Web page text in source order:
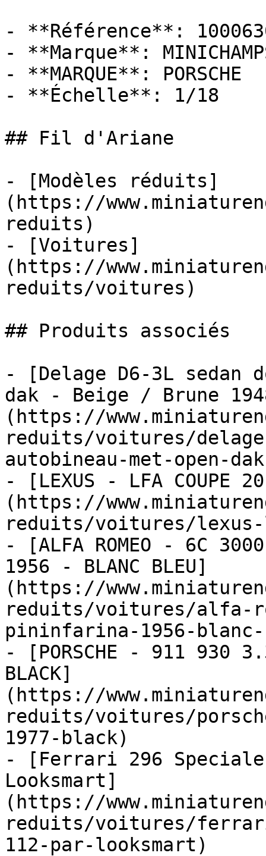
- **Référence**:
- **Marque**:
- **MARQUE**: PORSCHE
- **Échelle**: 1/18
## Fil d'Ariane
- [Modèles réduits]
(https://
reduits)
- [Voitures]
(https://
reduits/voitures)
## Produits associés
- [Delage D6-3L sedan
dak - Beige / Brune
(https://
reduits/voitures/
autobineau-met-open-
- [LEXUS - LFA COUPE
(https://
reduits/voitures/lexus-
- [ALFA ROMEO - 6C 3000
1956 - BLANC BLEU]
(https://
reduits/voitures/alfa-
pininfarina-1956-
- [PORSCHE - 911 930
BLACK]
(https://
reduits/voitures/
1977-black)
- [Ferrari 296
Looksmart]
(https://
reduits/voitures/
112-par-looksmart)